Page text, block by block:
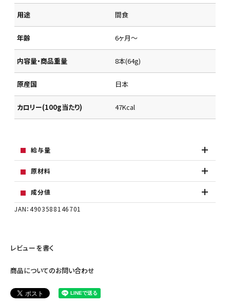
用途 間食
年齢 6ヶ月～
内容量・商品重量 8本(64g)
原産国 日本
カロリー(100g当たり) 47Kcal
給与量
原材料
成分値
JAN：4903588146701
レビューを書く
商品についてのお問い合わせ